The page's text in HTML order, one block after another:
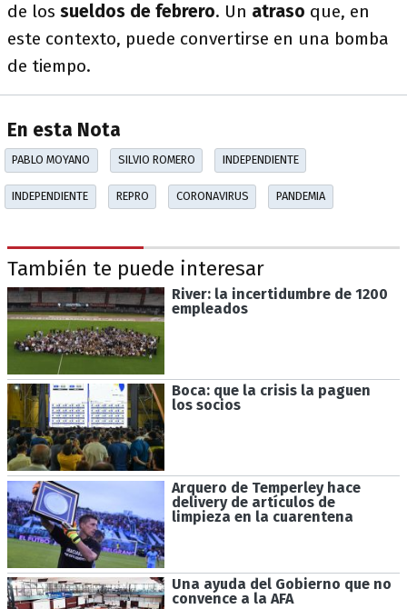
de los sueldos de febrero. Un atraso que, en
este contexto, puede convertirse en una bomba
de tiempo.
En esta Nota
PABLO MOYANO SILVIO ROMERO INDEPENDIENTE
INDEPENDIENTE REPRO CORONAVIRUS PANDEMIA
También te puede interesar
River: la incertidumbre de 1200
empleados
Boca: que la crisis la paguen
los socios
Arquero de Temperley hace
delivery de artículos de
limpieza en la cuarentena
Una ayuda del Gobierno que no
convence a la AFA